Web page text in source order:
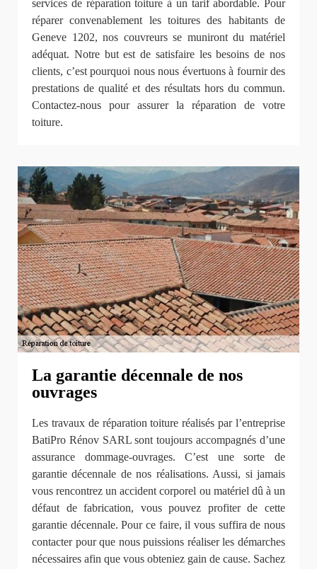
services de réparation toiture à un tarif abordable. Pour
réparer convenablement les toitures des habitants de
Geneve 1202, nos couvreurs se muniront du matériel
adéquat. Notre but est de satisfaire les besoins de nos
clients, c’est pourquoi nous nous évertuons à fournir des
prestations de qualité et des résultats hors du commun.
Contactez-nous pour assurer la réparation de votre
toiture.
La garantie décennale de nos
ouvrages
Les travaux de réparation toiture réalisés par l’entreprise
BatiPro Rénov SARL sont toujours accompagnés d’une
assurance dommage-ouvrages. C’est une sorte de
garantie décennale de nos réalisations. Aussi, si jamais
vous rencontrez un accident corporel ou matériel dû à un
défaut de fabrication, vous pouvez profiter de cette
garantie décennale. Pour ce faire, il vous suffira de nous
contacter pour que nous puissions réaliser les démarches
nécessaires afin que vous obteniez gain de cause. Sachez